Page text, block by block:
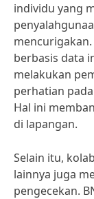
individu yang
berbasis data
melakukan
perhatian
Hal ini
di lapangan.
Selain itu,
lainnya juga
pengecekan.